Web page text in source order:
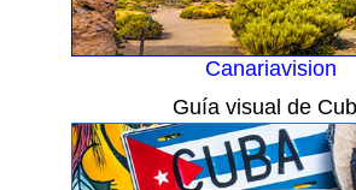
Canariavision
Guía visual de